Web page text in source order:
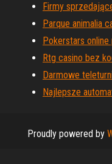
Firmy
Parque animalia
Pokerstars online
Rtg casino bez
Darmowe
Najlepsze
Proudly powered by